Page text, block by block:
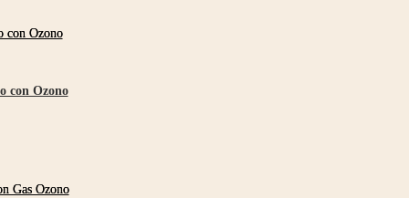
con Ozono